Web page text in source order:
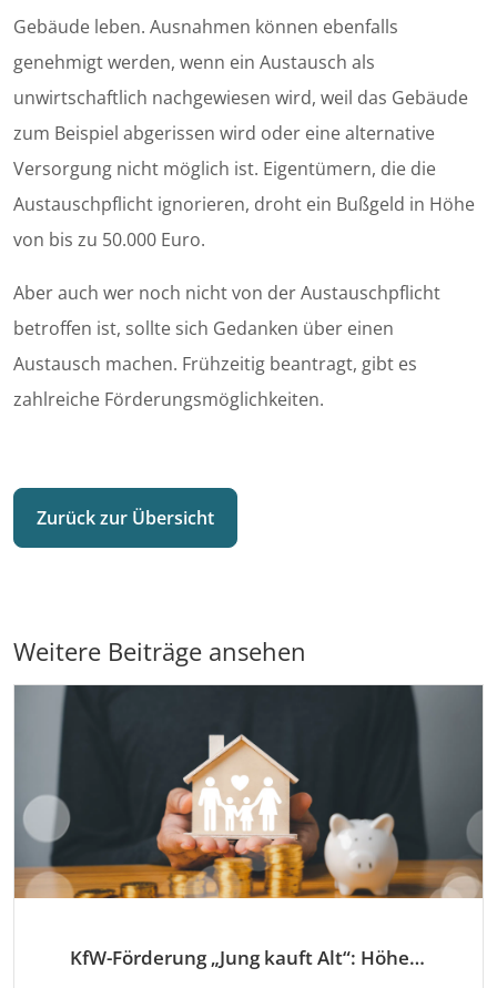
Gebäude leben. Ausnahmen können ebenfalls
genehmigt werden, wenn ein Austausch als
unwirtschaftlich nachgewiesen wird, weil das Gebäude
zum Beispiel abgerissen wird oder eine alternative
Versorgung nicht möglich ist. Eigentümern, die die
Austauschpflicht ignorieren, droht ein Bußgeld in Höhe
von bis zu 50.000 Euro.
Aber auch wer noch nicht von der Austauschpflicht
betroffen ist, sollte sich Gedanken über einen
Austausch machen. Frühzeitig beantragt, gibt es
zahlreiche Förderungsmöglichkeiten.
Zurück zur Übersicht
Weitere Beiträge ansehen
KfW-Förderung „Jung kauft Alt“: Höhere Kredite ab August 2026